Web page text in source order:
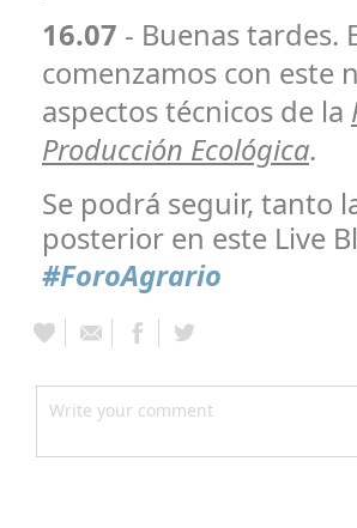
16.07 - Buenas tardes.
comenzamos con este
aspectos técnicos de la
Producción Ecológica.
Se podrá seguir, tanto
posterior en este Live
#ForoAgrario